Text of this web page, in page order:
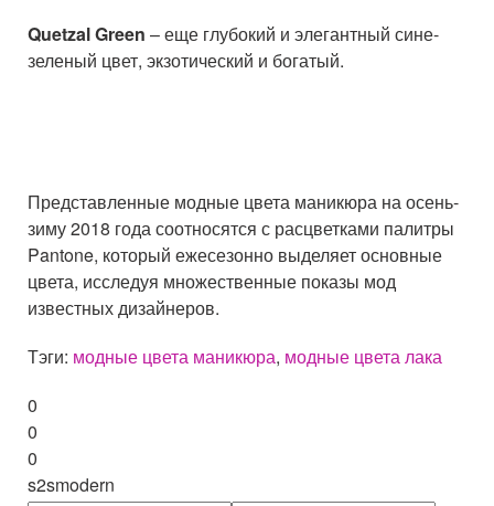
Quetzal Green – еще глубокий и элегантный сине-
зеленый цвет, экзотический и богатый.
Представленные модные цвета маникюра на осень-
зиму 2018 года соотносятся с расцветками палитры
Pantone, который ежесезонно выделяет основные
цвета, исследуя множественные показы мод
известных дизайнеров.
Тэги: модные цвета маникюра, модные цвета лака
0
0
0
s2smodern